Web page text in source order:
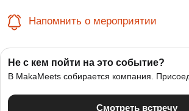
Напомнить о мероприятии